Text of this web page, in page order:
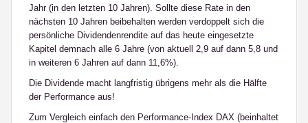
Jahr (in den letzten 10 Jahren). Sollte diese Rate in den
nächsten 10 Jahren beibehalten werden verdoppelt sich die
persönliche Dividendenrendite auf das heute eingesetzte
Kapitel demnach alle 6 Jahre (von aktuell 2,9 auf dann 5,8 und
in weiteren 6 Jahren auf dann 11,6%).
Die Dividende macht langfristig übrigens mehr als die Hälfte
der Performance aus!
Zum Vergleich einfach den Performance-Index DAX (beinhaltet